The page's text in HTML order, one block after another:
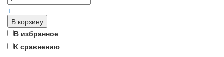
+ -
В корзину
В избранное
К сравнению